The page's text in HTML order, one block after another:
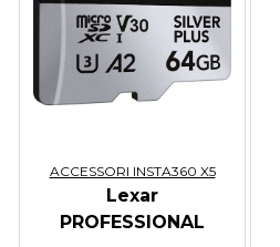
ACCESSORI INSTA360 X5
Lexar
PROFESSIONAL